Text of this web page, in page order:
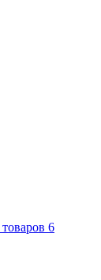
товаров 6